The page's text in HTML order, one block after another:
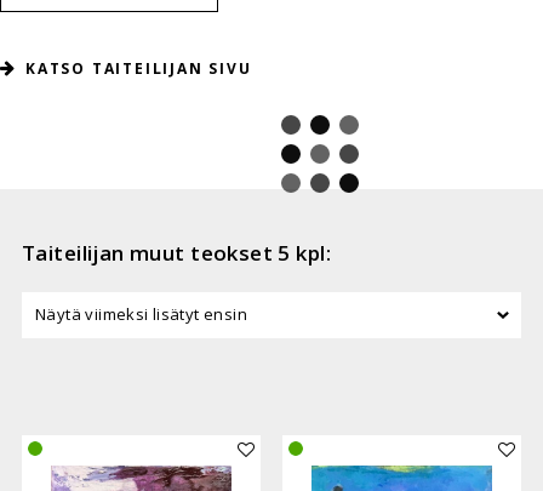
KATSO TAITEILIJAN SIVU
Taiteilijan muut teokset 5 kpl:
Lisää teos kokoelmaan Lisää